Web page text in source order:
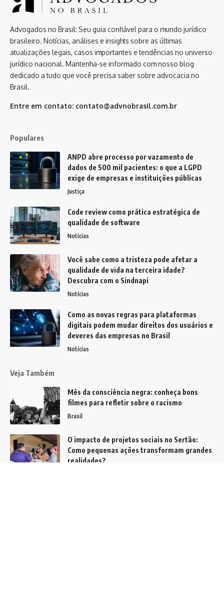
Advogados no Brasil: Seu guia confiável para o mundo jurídico
brasileiro. Notícias, análises e insights sobre as últimas
atualizações legais, casos importantes e tendências no universo
jurídico nacional. Mantenha-se informado com nosso blog
dedicado a tudo que você precisa saber sobre advocacia no
Brasil.
Entre em contato: contato@advnobrasil.com.br
Populares
ANPD abre processo por vazamento de
dados de 500 mil pacientes: o que a LGPD
exige de empresas e instituições públicas
Justiça
Code review como prática estratégica de
qualidade de software
Notícias
Você sabe como a tristeza pode afetar a
qualidade de vida na terceira idade?
Descubra com o Sindnapi
Notícias
Como as novas regras para plataformas
digitais podem mudar direitos dos usuários e
deveres das empresas no Brasil
Notícias
Veja Também
Mês da consciência negra: conheça bons
filmes para refletir sobre o racismo
Brasil
O impacto de projetos sociais no Sertão:
Como pequenas ações transformam grandes
realidades?